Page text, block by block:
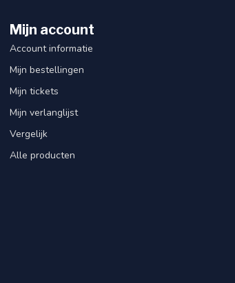
Mijn account
Account informatie
Mijn bestellingen
Mijn tickets
Mijn verlanglijst
Vergelijk
Alle producten